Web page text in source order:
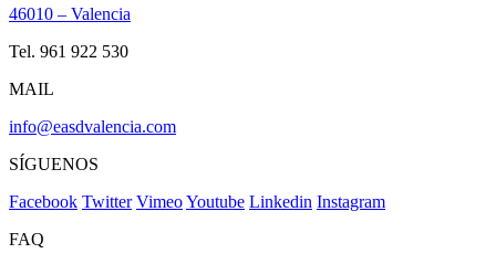
46010 – Valencia
Tel. 961 922 530
MAIL
info@easdvalencia.com
SÍGUENOS
Facebook Twitter VimeoYoutube Linkedin Instagram
FAQ